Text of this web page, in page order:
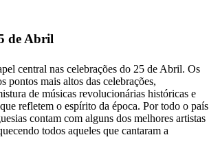
de Abril
central nas celebrações do 25 de Abril. Os
pontos mais altos das celebrações,
de músicas revolucionárias históricas e
refletem o espírito da época. Por todo o país
contam com alguns dos melhores artistas
todos aqueles que cantaram a